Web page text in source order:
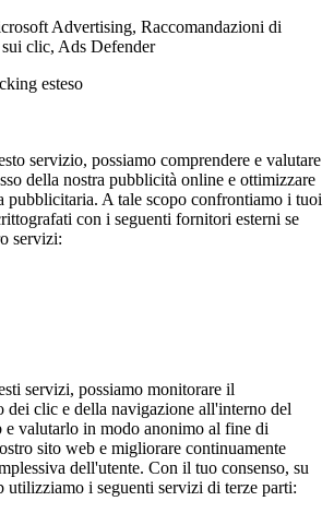
Advertising, Raccomandazioni di
clic, Ads Defender
esteso
servizio, possiamo comprendere e valutare
della nostra pubblicità online e ottimizzare
pubblicitaria. A tale scopo confrontiamo i tuoi
con i seguenti fornitori esterni se
servizi:
servizi, possiamo monitorare il
dei clic e della navigazione all'interno del
e valutarlo in modo anonimo al fine di
sito web e migliorare continuamente
dell'utente. Con il tuo consenso, su
utilizziamo i seguenti servizi di terze parti: